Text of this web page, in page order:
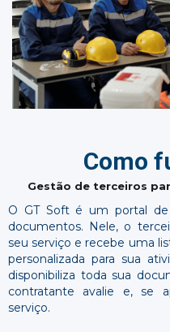
Como
Gestão de terceiros
O GT Soft é um portal
documentos. Nele, o
seu serviço e recebe uma
personalizada para sua
disponibiliza toda sua
contratante avalie e, se
serviço.